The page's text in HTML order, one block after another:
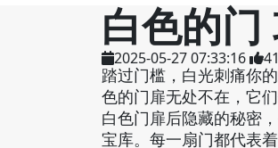
白色的门
2025-05-27 07:33:16
踏过门槛，白光刺痛你
色的门扉无处不在，它
白色门扉后隐藏的秘密
宝库。每一扇门都代表